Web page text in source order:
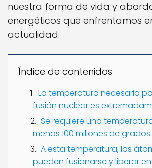
nuestra forma de vida y
energéticos que enfrentamos
actualidad.
Índice de contenidos
La temperatura necesaria
fusión nuclear es
Se requiere una
menos 100 millones de grados
A esta temperatura, los
pueden fusionarse y liberar